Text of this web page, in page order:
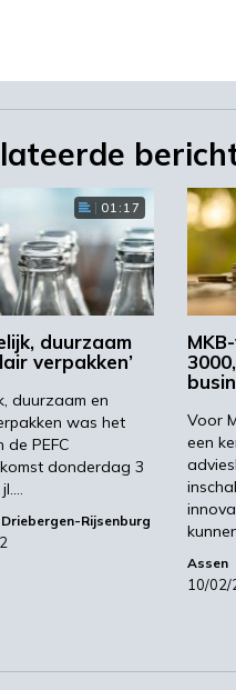
van in-box
voor chocolade kreuk-
de hoeveelheid
met een minimum of
leveren en
verpakken?
brood
aan een 100%
in het soort
01:17
duurzaam
verpakken’
duurzaam en
was het
de PEFC
donderdag 3
Driebergen-Rijsenburg
Voor
een
Assen
10/02/